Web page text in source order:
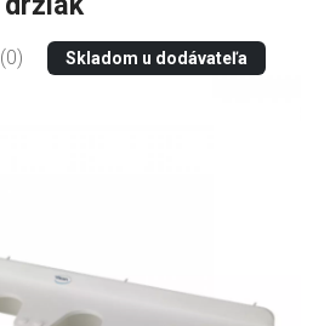
Skladom u dodávateľa